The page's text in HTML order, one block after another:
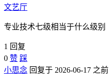
文艺厅
专业技术七级相当于什么级别
1 回复
0 赞 踩
小思念 回复于 2026-06-17 之前